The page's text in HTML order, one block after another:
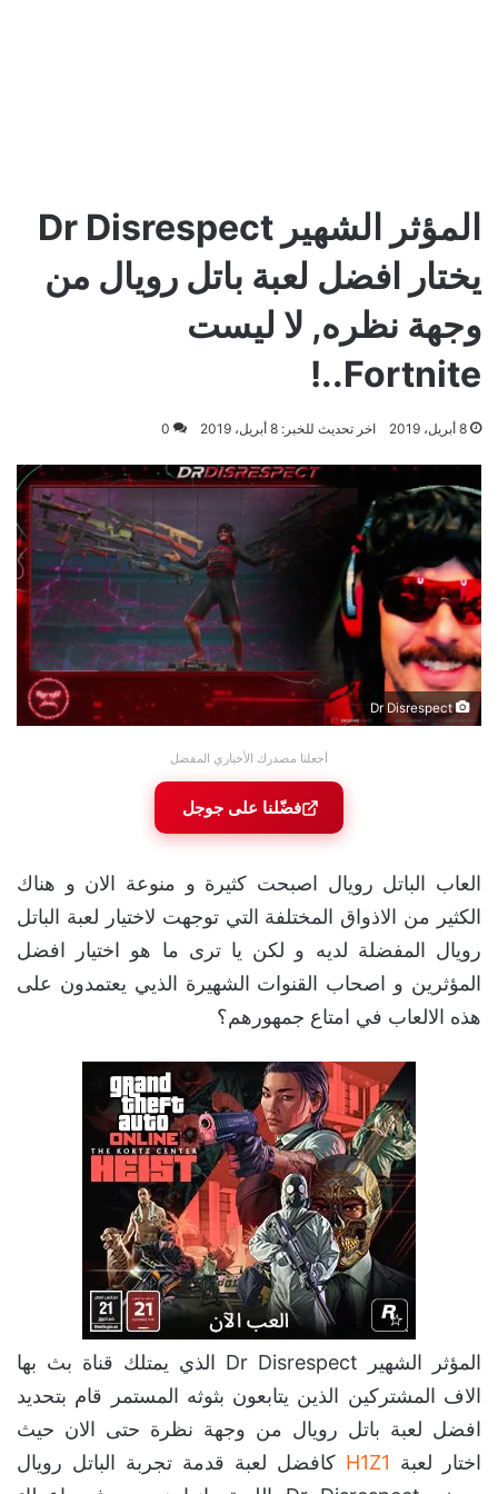
المؤثر الشهير Dr Disrespect
يختار افضل لعبة باتل رويال من
وجهة نظره, لا ليست
Fortnite..!
8 أبريل، 2019 اخر تحديث للخبر: 8 أبريل، 2019 0
Dr Disrespect
أجعلنا مصدرك الأخباري المفضل
فضّلنا على جوجل
العاب الباتل رويال اصبحت كثيرة و منوعة الان و هناك
الكثير من الاذواق المختلفة التي توجهت لاختيار لعبة الباتل
رويال المفضلة لديه و لكن يا ترى ما هو اختيار افضل
المؤثرين و اصحاب القنوات الشهيرة الذيي يعتمدون على
هذه الالعاب في امتاع جمهورهم؟
المؤثر الشهير Dr Disrespect الذي يمتلك قناة بث بها
الاف المشتركين الذين يتابعون بثوثه المستمر قام بتحديد
افضل لعبة باتل رويال من وجهة نظرة حتى الان حيث
اختار لعبة H1Z1 كافضل لعبة قدمة تجربة الباتل رويال